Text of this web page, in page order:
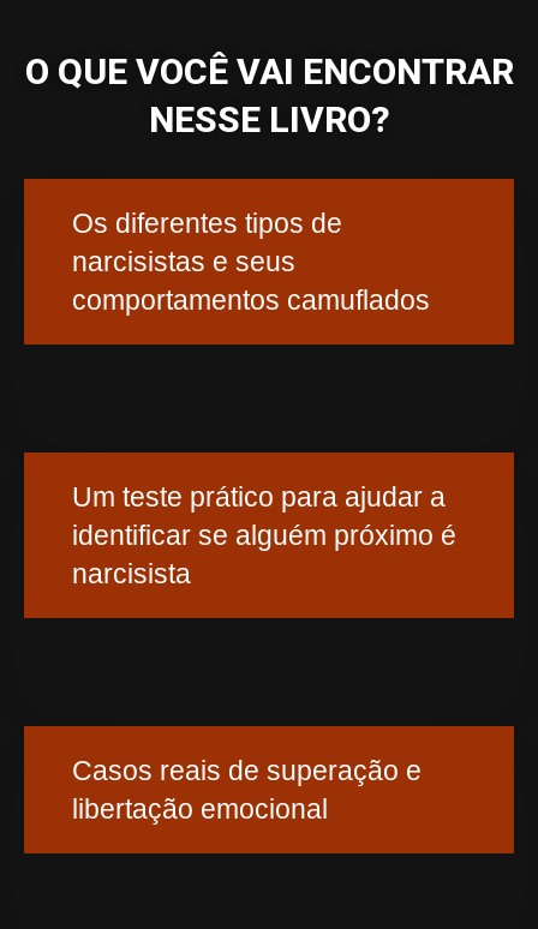
O QUE VOCÊ VAI ENCONTRAR
NESSE LIVRO?
Os diferentes tipos de
narcisistas e seus
comportamentos camuflados
Um teste prático para ajudar a
identificar se alguém próximo é
narcisista
Casos reais de superação e
libertação emocional